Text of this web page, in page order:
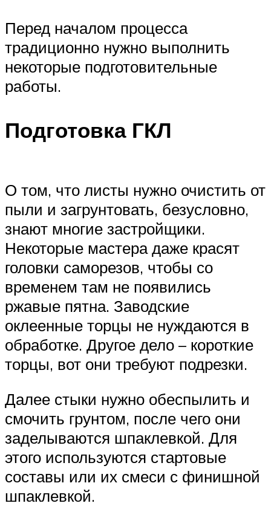
Перед началом процесса
традиционно нужно выполнить
некоторые подготовительные
работы.
Подготовка ГКЛ
О том, что листы нужно очистить от
пыли и загрунтовать, безусловно,
знают многие застройщики.
Некоторые мастера даже красят
головки саморезов, чтобы со
временем там не появились
ржавые пятна. Заводские
оклеенные торцы не нуждаются в
обработке. Другое дело – короткие
торцы, вот они требуют подрезки.
Далее стыки нужно обеспылить и
смочить грунтом, после чего они
заделываются шпаклевкой. Для
этого используются стартовые
составы или их смеси с финишной
шпаклевкой.